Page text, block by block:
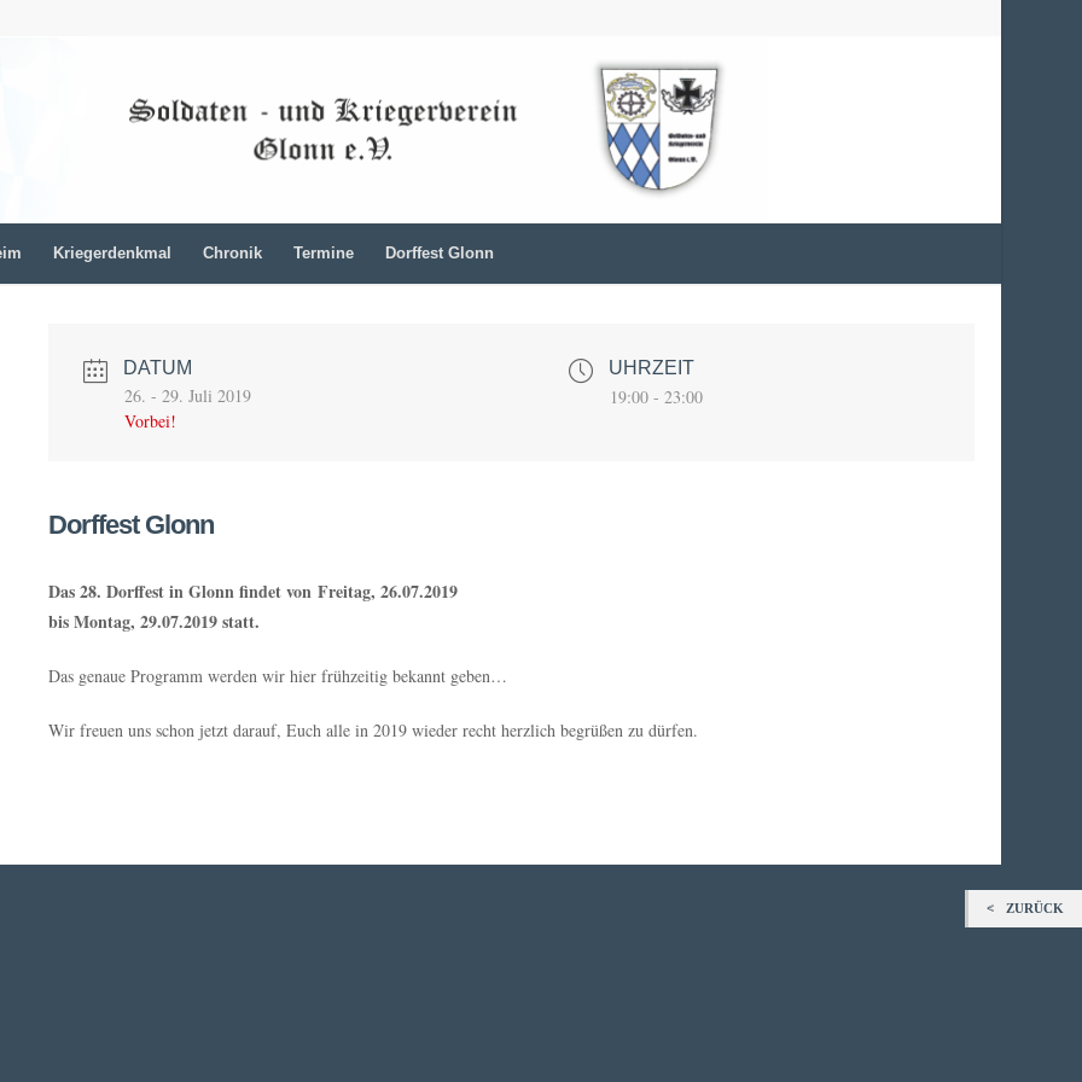
Kriegerdenkmal Chronik Termine Dorffest Glonn
DATUM
26. - 29. Juli 2019
Vorbei!
UHRZEIT
19:00 - 23:00
Dorffest Glonn
Das 28. Dorffest in Glonn findet von Freitag, 26.07.2019
bis Montag, 29.07.2019 statt.
Das genaue Programm werden wir hier frühzeitig bekannt geben…
Wir freuen uns schon jetzt darauf, Euch alle in 2019 wieder recht herzlich begrüßen zu dürfen.
ZURÜCK